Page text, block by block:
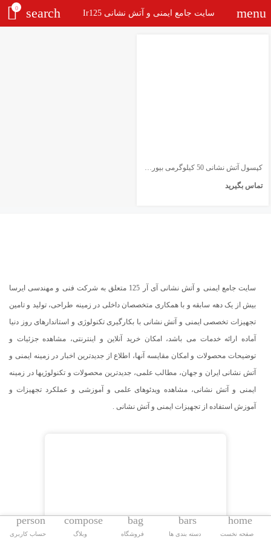
menu سایت جامع ایمنی و آتش نشانی Ir125 search
0
home
صفحه نخست
bars
دسته بندی ها
bag
فروشگاه
compose
وبلاگ
person
حساب کاربری
کپسول آتش نشانی 50 کیلوگرمی بیورسال
تماس بگیرید
سایت جامع ایمنی و آتش نشانی آی آر 125 متعلق به شرکت فنی و مهندسی ایرسا
بیش از یک دهه سابقه و با همکاری متخصصان داخلی در زمینه طراحی، تولید و تامین
تجهیزات تخصصی ایمنی و آتش نشانی با بکارگیری تکنولوژی و استاندارهای روز دنیا
آماده ارائه خدمات می باشد، امکان خرید آنلاین و اینترنتی، مشاهده جزئیات و
توضیحات محصولات و امکان مقایسه آنها، اطلاع از جدیدترین اخبار در زمینه ایمنی و
آتش نشانی ایران و جهان، مطالب علمی، جدیدترین محصولات و تکنولوژیها در زمینه
ایمنی و آتش نشانی، مشاهده ویدئوهای علمی و آموزشی و عملکرد تجهیزات و
آموزش استفاده از تجهیزات ایمنی و آتش نشانی .